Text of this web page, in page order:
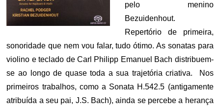
pelo menino
Bezuidenhout.
Repertório de primeira,
sonoridade que nem vou falar, tudo ótimo. As sonatas para
violino e teclado de Carl Philipp Emanuel Bach distribuem-
se ao longo de quase toda a sua trajetória criativa. Nos
primeiros trabalhos, como a Sonata H.542.5 (antigamente
atribuída a seu pai, J.S. Bach), ainda se percebe a herança